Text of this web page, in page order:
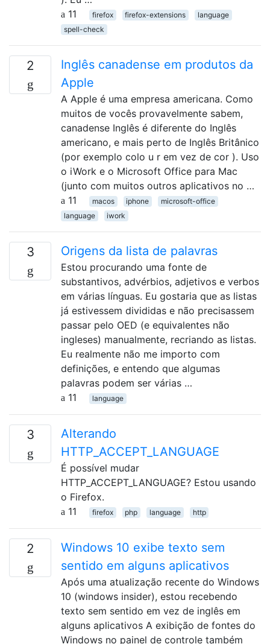
11
firefox firefox-extensions
language
spell-check
2
Inglês canadense em produtos da
Apple
A Apple é uma empresa americana. Como
muitos de vocês provavelmente sabem,
canadense Inglês é diferente do Inglês
americano, e mais perto de Inglês Britânico
(por exemplo colo u r em vez de cor ). Uso
o iWork e o Microsoft Office para Mac
(junto com muitos outros aplicativos no …
11
macos iphone
microsoft-office
language
iwork
3 Origens da lista de palavras
Estou procurando uma fonte de
substantivos, advérbios, adjetivos e verbos
em várias línguas. Eu gostaria que as listas
já estivessem divididas e não precisassem
passar pelo OED (e equivalentes não
ingleses) manualmente, recriando as listas.
Eu realmente não me importo com
definições, e entendo que algumas
palavras podem ser várias …
11
language
3
Alterando
HTTP_ACCEPT_LANGUAGE
É possível mudar
HTTP_ACCEPT_LANGUAGE? Estou usando
o Firefox.
11
firefox php language http
2
Windows 10 exibe texto sem
sentido em alguns aplicativos
Após uma atualização recente do Windows
10 (windows insider), estou recebendo
texto sem sentido em vez de inglês em
alguns aplicativos A exibição de fontes do
Windows no painel de controle também